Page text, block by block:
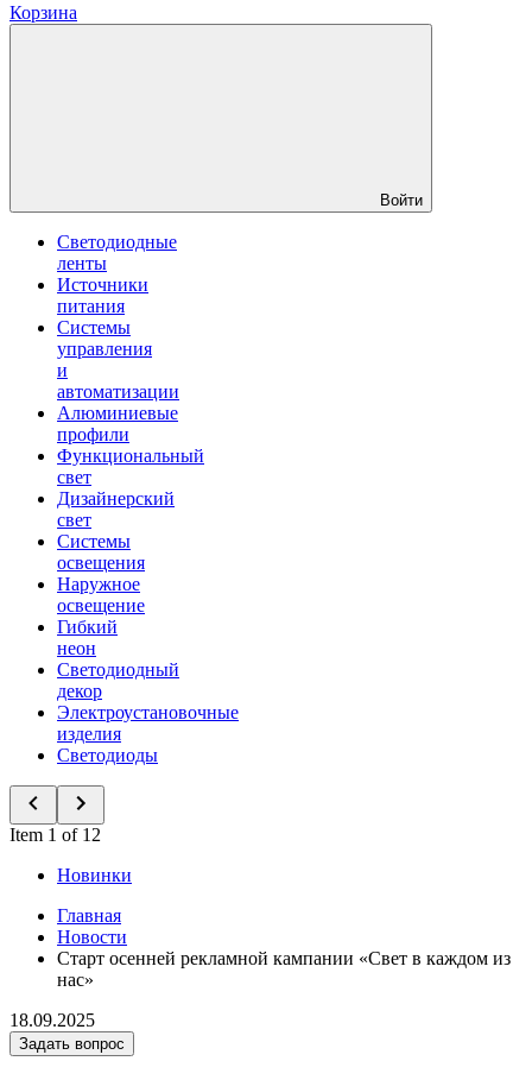
Корзина
Войти
Светодиодные
ленты
Источники
питания
Системы
управления
и
автоматизации
Алюминиевые
профили
Функциональный
свет
Дизайнерский
свет
Системы
освещения
Наружное
освещение
Гибкий
неон
Светодиодный
декор
Электроустановочные
изделия
Светодиоды
Item 1 of 12
Новинки
Главная
Новости
Старт осенней рекламной кампании «Свет в каждом из
нас»
18.09.2025
Задать вопрос